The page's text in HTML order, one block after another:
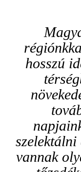
hosszú
vannak